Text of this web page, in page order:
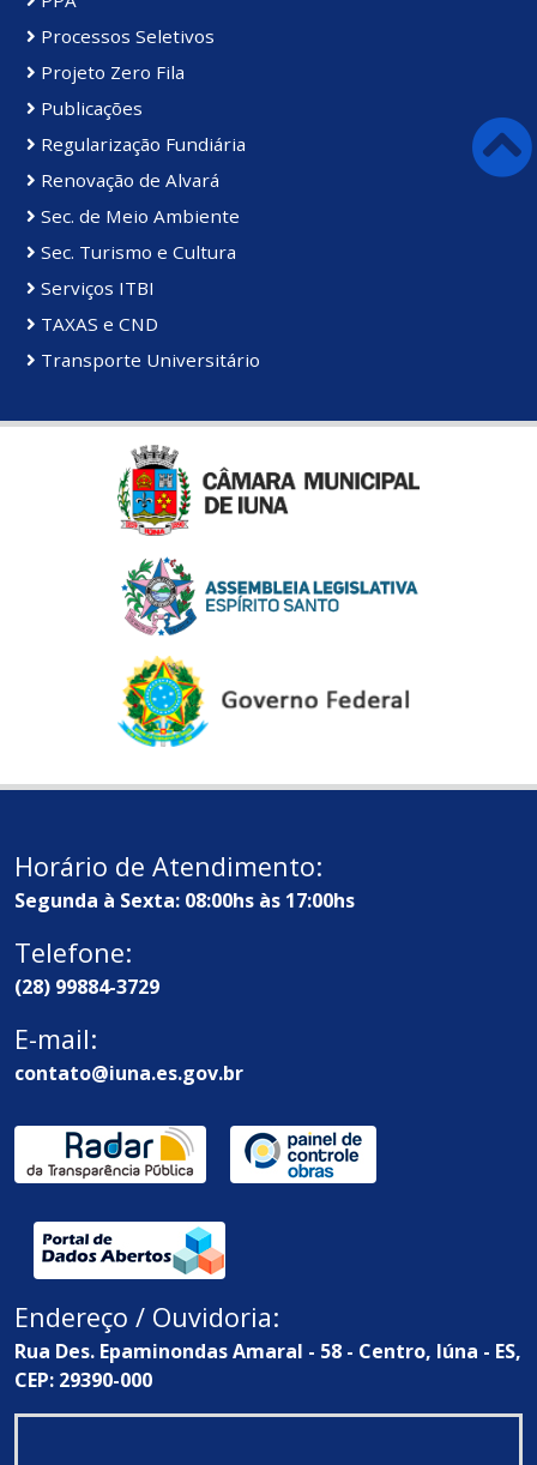
Processos Seletivos
Projeto Zero Fila
Publicações
Regularização Fundiária
Renovação de Alvará
Sec. de Meio Ambiente
Sec. Turismo e Cultura
Serviços ITBI
TAXAS e CND
Transporte Universitário
Horário de Atendimento:
Segunda à Sexta: 08:00hs às 17:00hs
Telefone:
(28) 99884-3729
E-mail:
contato@iuna.es.gov.br
Endereço / Ouvidoria:
Rua Des. Epaminondas Amaral - 58 - Centro, Iúna - ES,
CEP: 29390-000